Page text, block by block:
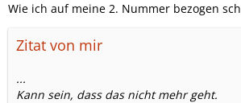
Wie ich auf meine 2. Nummer bezogen
Zitat von mir
...
Kann sein, dass das nicht mehr geht.